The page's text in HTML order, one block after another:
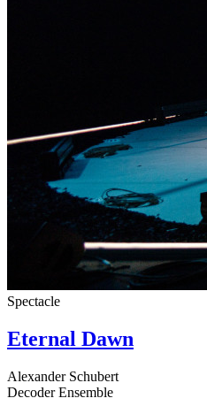
Spectacle
Eternal Dawn
Alexander Schubert
Decoder Ensemble